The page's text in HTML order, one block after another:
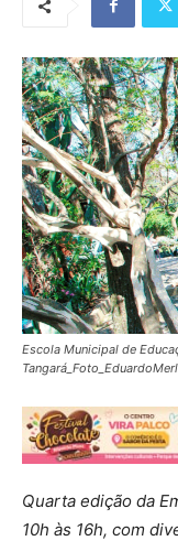
Escola Municipal de
Quarta edição da
10h às 16h, com